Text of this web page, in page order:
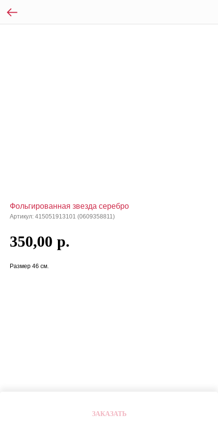
Фольгированная звезда серебро
Артикул: 415051913101 (0609358811)
350,00 р.
ЗАКАЗАТЬ
Размер 46 см.